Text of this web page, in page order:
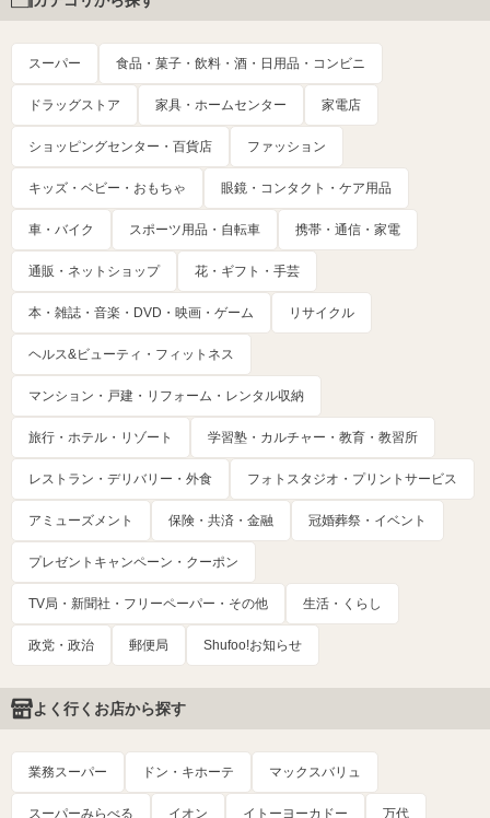
スーパー 食品・菓子・飲料・酒・日用品・コンビニ
ドラッグストア 家具・ホームセンター 家電店
ショッピングセンター・百貨店 ファッション
キッズ・ベビー・おもちゃ 眼鏡・コンタクト・ケア用品
車・バイク スポーツ用品・自転車 携帯・通信・家電
通販・ネットショップ 花・ギフト・手芸
本・雑誌・音楽・DVD・映画・ゲーム リサイクル
ヘルス&ビューティ・フィットネス
マンション・戸建・リフォーム・レンタル収納
旅行・ホテル・リゾート 学習塾・カルチャー・教育・教習所
レストラン・デリバリー・外食 フォトスタジオ・プリントサービス
アミューズメント 保険・共済・金融 冠婚葬祭・イベント
プレゼントキャンペーン・クーポン
TV局・新聞社・フリーペーパー・その他 生活・くらし
政党・政治 郵便局 Shufoo!お知らせ
よく行くお店から探す
業務スーパー ドン・キホーテ マックスバリュ
スーパーみらべる イオン イトーヨーカドー 万代